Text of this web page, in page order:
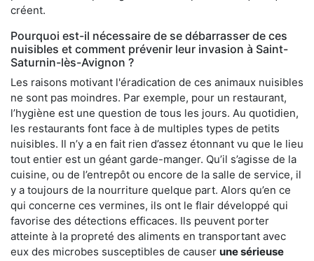
créent.
Pourquoi est-il nécessaire de se débarrasser de ces
nuisibles et comment prévenir leur invasion à Saint-
Saturnin-lès-Avignon ?
Les raisons motivant l'éradication de ces animaux nuisibles
ne sont pas moindres. Par exemple, pour un restaurant,
l’hygiène est une question de tous les jours. Au quotidien,
les restaurants font face à de multiples types de petits
nuisibles. Il n’y a en fait rien d’assez étonnant vu que le lieu
tout entier est un géant garde-manger. Qu’il s’agisse de la
cuisine, ou de l’entrepôt ou encore de la salle de service, il
y a toujours de la nourriture quelque part. Alors qu’en ce
qui concerne ces vermines, ils ont le flair développé qui
favorise des détections efficaces. Ils peuvent porter
atteinte à la propreté des aliments en transportant avec
eux des microbes susceptibles de causer une sérieuse